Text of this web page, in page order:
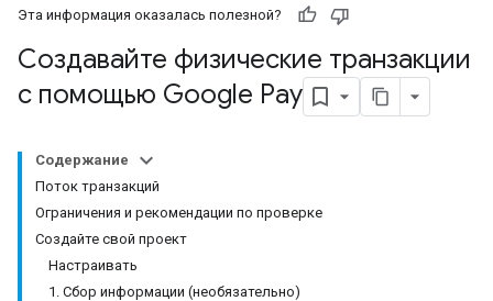
Эта информация оказалась полезной?
Создавайте физические транзакции
с помощью Google Pay
Содержание
Поток транзакций
Ограничения и рекомендации по проверке
Создайте свой проект
Настраивать
1. Сбор информации (необязательно)